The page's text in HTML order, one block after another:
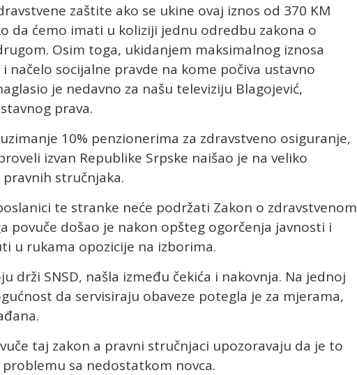
zaštite ako se ukine ovaj iznos od 370 KM
da ćemo imati u koliziji jednu odredbu zakona o
Osim toga, ukidanjem maksimalnog iznosa
načelo socijalne pravde na kome počiva ustavno
je nedavno za našu televiziju Blagojević,
prava.
10% penzionerima za zdravstveno osiguranje,
izvan Republike Srpske naišao je na veliko
stručnjaka.
te stranke neće podržati Zakon o zdravstvenom
povuče došao je nakon opšteg ogorčenja javnosti i
u rukama opozicije na izborima.
drži SNSD, našla između čekića i nakovnja. Na jednoj
da servisiraju obaveze potegla je za mjerama,
taj zakon a pravni stručnjaci upozoravaju da je to
sa nedostatkom novca.